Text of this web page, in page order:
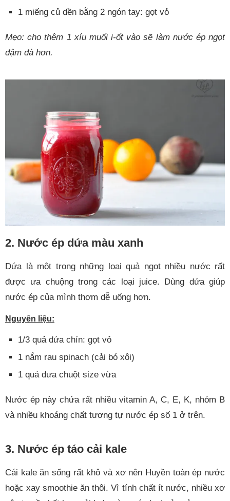
1 miếng củ dền bằng 2 ngón tay: gọt vỏ
Mẹo: cho thêm 1 xíu muối i-ốt vào sẽ làm nước ép ngọt
đậm đà hơn.
2. Nước ép dứa màu xanh
Dứa là một trong những loại quả ngọt nhiều nước rất
được ưa chuộng trong các loại juice. Dùng dứa giúp
nước ép của mình thơm dễ uống hơn.
Nguyên liệu:
1/3 quả dứa chín: gọt vỏ
1 nắm rau spinach (cải bó xôi)
1 quả dưa chuột size vừa
Nước ép này chứa rất nhiều vitamin A, C, E, K, nhóm B
và nhiều khoáng chất tương tự nước ép số 1 ở trên.
3. Nước ép táo cải kale
Cái kale ăn sống rất khô và xơ nên Huyền toàn ép nước
hoặc xay smoothie ăn thôi. Vì tính chất ít nước, nhiều xơ